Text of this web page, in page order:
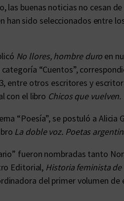
las buenas noticias no cesan
han sido seleccionados entre
No llores, hombre duro en
“Cuentos”,
entre otros escritores y
con el libro Chicos que vuelven.
“Poesía”, se postuló a Alicia
La doble voz. Poetas
fueron nombradas tanto
Editorial, Historia feminista
del primer volumen